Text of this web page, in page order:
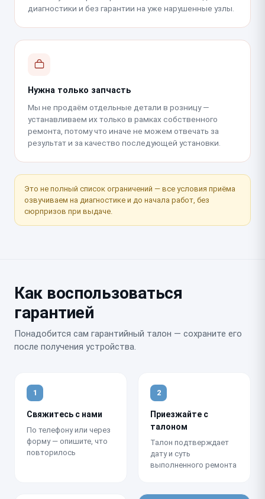
диагностики и без гарантии на уже нарушенные узлы.
Нужна только запчасть
Мы не продаём отдельные детали в розницу —
устанавливаем их только в рамках собственного
ремонта, потому что иначе не можем отвечать за
результат и за качество последующей установки.
Это не полный список ограничений — все условия приёма
озвучиваем на диагностике и до начала работ, без
сюрпризов при выдаче.
Как воспользоваться
гарантией
Понадобится сам гарантийный талон — сохраните его
после получения устройства.
1
Свяжитесь с нами
По телефону или через
форму — опишите, что
повторилось
2
Приезжайте с
талоном
Талон подтверждает
дату и суть
выполненного ремонта